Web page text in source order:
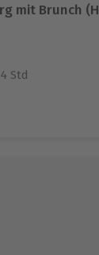
mit Brunch
4 Std